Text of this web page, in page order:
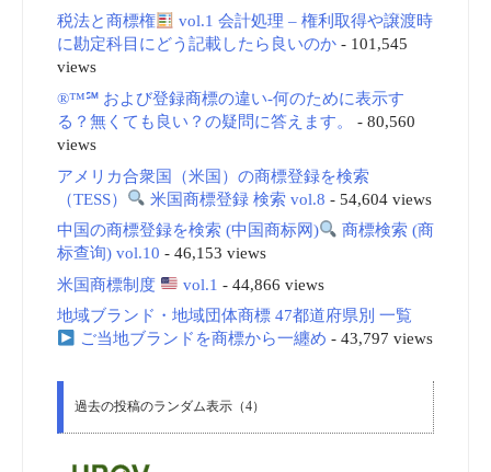
税法と商標権
vol.1 会計処理 – 権利取得や譲渡時
に勘定科目にどう記載したら良いのか- 101,545
views
®™℠ および登録商標の違い-何のために表示す
る？無くても良い？の疑問に答えます。
- 80,560
views
アメリカ合衆国（米国）の商標登録を検索
（TESS）
米国商標登録 検索 vol.8 - 54,604 views
中国の商標登録を検索 (中国商标网)
商標検索 (商
标查询) vol.10 - 46,153 views
米国商標制度
vol.1 - 44,866 views
地域ブランド・地域団体商標 47都道府県別 一覧
ご当地ブランドを商標から一纏め - 43,797 views
過去の投稿のランダム表示（4）